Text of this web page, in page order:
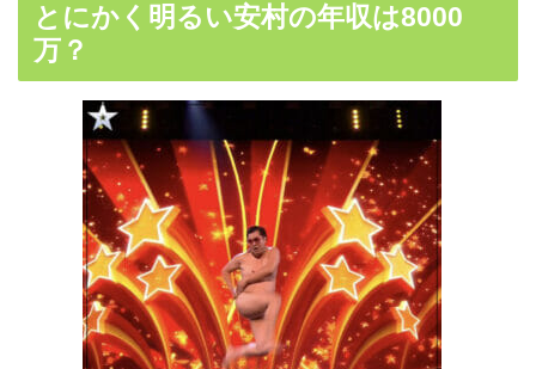
とにかく明るい安村の年収は8000
万？